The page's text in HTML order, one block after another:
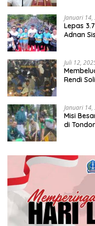
Januari 14,
Lepas
Adnan
Juli 12,
Rendi
Januari 14,
Misi
di